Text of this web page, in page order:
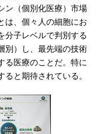
ン（個別化医療）市場
は、個々人の細胞にお
分子レベルで判別する
別）し、最先端の技術
る医療のことだ。特に
と期待されている。